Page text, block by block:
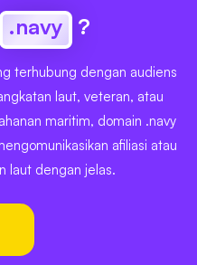
.navy ?
terhubung dengan audiens
laut, veteran, atau
maritim, domain .navy
afiliasi atau
laut dengan jelas.